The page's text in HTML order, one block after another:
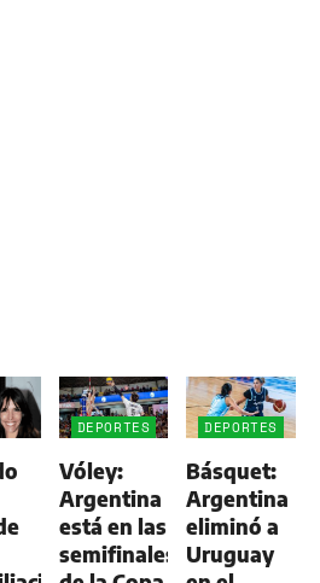
DEPORTES
Vóley:
Argentina
está en las
semifinales
DEPORTES
Básquet:
Argentina
eliminó a
Uruguay